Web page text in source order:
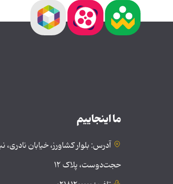
ما اینجاییم
آدرس: بلوار کشاورز، خیابان
حجت‌دوست، پلاک ۱۲